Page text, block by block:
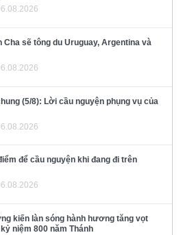
Cha sẽ tông du Uruguay, Argentina và
(5/8): Lời cầu nguyện phụng vụ của
để cầu nguyện khi đang đi trên
kiến làn sóng hành hương tăng vọt
niệm 800 năm Thánh